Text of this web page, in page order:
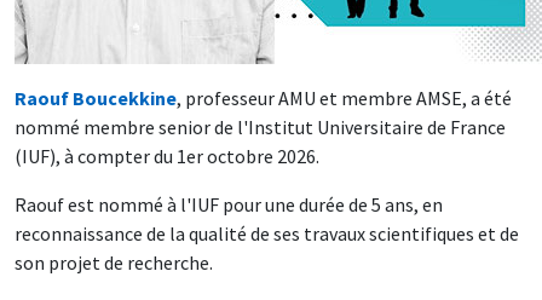
Raouf Boucekkine, professeur AMU et membre AMSE, a été
nommé membre senior de l'Institut Universitaire de France
(IUF), à compter du 1er octobre 2026.
Raouf est nommé à l'IUF pour une durée de 5 ans, en
reconnaissance de la qualité de ses travaux scientifiques et de
son projet de recherche.